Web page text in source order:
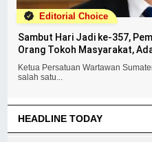
Editorial Choice
Sambut Hari Jadi ke-357,
Orang Tokoh Masyarakat,
Ketua Persatuan Wartawan
salah satu...
HEADLINE TODAY